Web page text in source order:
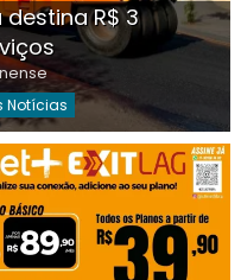
R$ 3
Notícias